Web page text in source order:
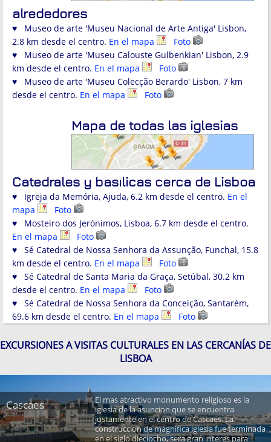
alrededores
♥ Museo de arte 'Museu Nacional de Arte Antiga' Lisbon,
2.8 km desde el centro. En el mapa
Foto
♥ Museo de arte 'Museu Calouste Gulbenkian' Lisbon, 2.9
km desde el centro. En el mapa
Foto
♥ Museo de arte 'Museu Colecção Berardo' Lisbon, 7 km
desde el centro. En el mapa Foto
Mapa de todas las iglesias
Catedrales y basílicas cerca de Lisboa
♥ Igreja da Memória, Ajuda, 6.2 km desde el centro. En el
mapa
Foto
♥ Mosteiro dos Jerónimos, Lisboa, 6.7 km desde el centro.
En el mapa
Foto
♥ Sé Catedral de Nossa Senhora da Assunção, Funchal, 15.8
km desde el centro. En el mapa
Foto
♥ Sé Catedral de Santa Maria da Graça, Setúbal, 30.2 km
desde el centro. En el mapa
Foto
♥ Sé Catedral de Nossa Senhora da Conceição, Santarém,
69.6 km desde el centro. En el mapa Foto
EXCURSIONES A VISITAS CULTURALES EN LAS CERCANÍAS DE
LISBOA
Cascaes
El mas atractivo monumento religioso es la
iglesia de la asuncion que se encuentra
justamente en el centro de Cascaes. La
construccion de magnifica iglesia fue terminada
en el siglo dieciocho, sera gran interes para